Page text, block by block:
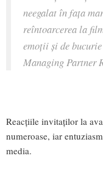
neegalat în fața
reîntoarcerea la
emoții și de
Managing Partner
Reacțiile invitaților la
numeroase, iar
media.